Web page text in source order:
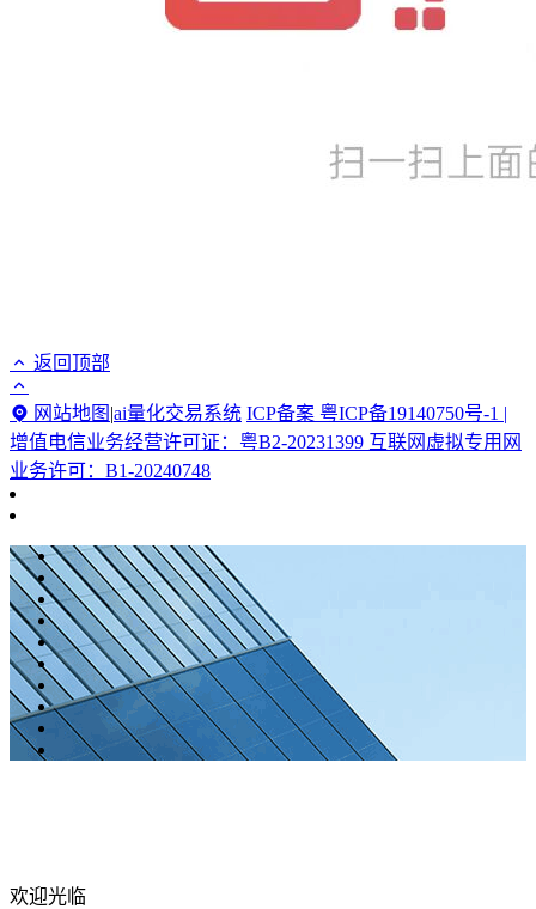
返回顶部
网站地图 |ai量化交易系统 ICP备案 粤ICP备19140750号-1 |
增值电信业务经营许可证：粤B2-20231399 互联网虚拟专用网
业务许可：B1-20240748
欢迎光临